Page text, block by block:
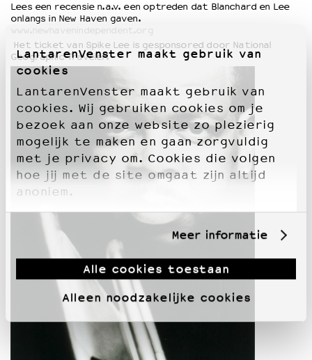
LantarenVenster maakt gebruik van
cookies
LantarenVenster maakt gebruik van
cookies. Wij gebruiken cookies om je
bezoek aan onze website zo plezierig
mogelijk te maken en gaan zorgvuldig
met je privacy om. Cookies die volgen
hoe jij met de site omgaat zijn altijd
anoniem.
Meer informatie
Alle cookies toestaan
Alleen noodzakelijke cookies
Lees een recensie n.a.v. een optreden dat Blanchard en Lee
onlangs in New Haven gaven.
www.newhavenindependent.org
Het ticket van Spike Lee is gesponsored door National
Geographic Traveler.